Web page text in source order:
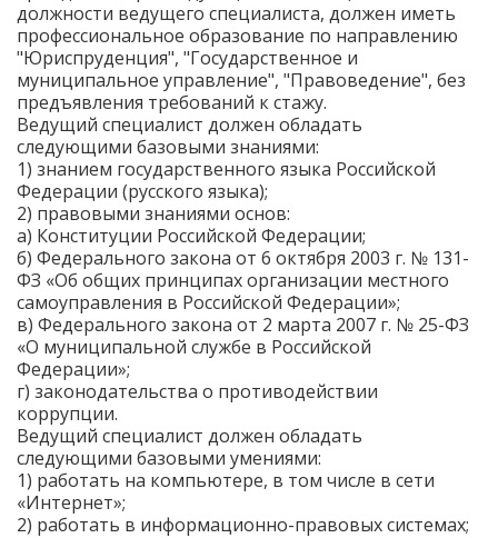
должности ведущего специалиста, должен иметь
профессиональное образование по направлению
"Юриспруденция", "Государственное и
муниципальное управление", "Правоведение", без
предъявления требований к стажу.
Ведущий специалист должен обладать
следующими базовыми знаниями:
1) знанием государственного языка Российской
Федерации (русского языка);
2) правовыми знаниями основ:
а) Конституции Российской Федерации;
б) Федерального закона от 6 октября 2003 г. № 131-
ФЗ «Об общих принципах организации местного
самоуправления в Российской Федерации»;
в) Федерального закона от 2 марта 2007 г. № 25-ФЗ
«О муниципальной службе в Российской
Федерации»;
г) законодательства о противодействии
коррупции.
Ведущий специалист должен обладать
следующими базовыми умениями:
1) работать на компьютере, в том числе в сети
«Интернет»;
2) работать в информационно-правовых системах;